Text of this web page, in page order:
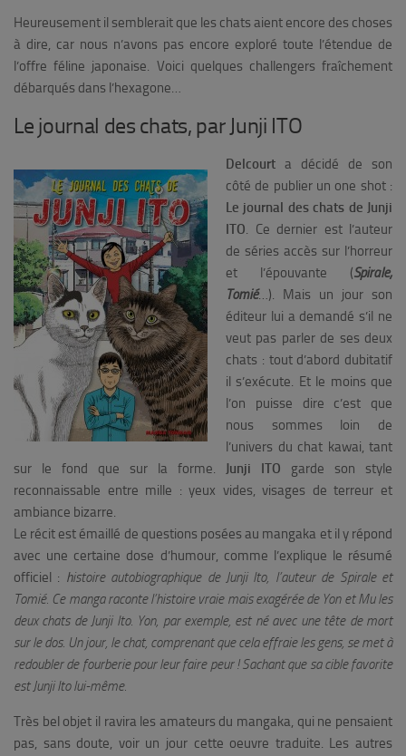
Heureusement il semblerait que les chats aient encore des choses
à dire, car nous n’avons pas encore exploré toute l’étendue de
l’offre féline japonaise. Voici quelques challengers fraîchement
débarqués dans l’hexagone…
Le journal des chats, par Junji ITO
Delcourt a décidé de son
côté de publier un one shot :
Le journal des chats de Junji
ITO. Ce dernier est l’auteur
de séries accès sur l’horreur
et l’épouvante (Spirale,
Tomié…). Mais un jour son
éditeur lui a demandé s’il ne
veut pas parler de ses deux
chats : tout d’abord dubitatif
il s’exécute. Et le moins que
l’on puisse dire c’est que
nous sommes loin de
l’univers du chat kawai, tant
sur le fond que sur la forme. Junji ITO garde son style
reconnaissable entre mille : yeux vides, visages de terreur et
ambiance bizarre.
Le récit est émaillé de questions posées au mangaka et il y répond
avec une certaine dose d’humour, comme l’explique le résumé
officiel : histoire autobiographique de Junji Ito, l’auteur de Spirale et
Tomié. Ce manga raconte l’histoire vraie mais exagérée de Yon et Mu les
deux chats de Junji Ito. Yon, par exemple, est né avec une tête de mort
sur le dos. Un jour, le chat, comprenant que cela effraie les gens, se met à
redoubler de fourberiepour leur faire peur ! Sachant que sa cible favorite
est Junji Ito lui-même.
Très bel objet il ravira les amateurs du mangaka, qui ne pensaient
pas, sans doute, voir un jour cette oeuvre traduite. Les autres